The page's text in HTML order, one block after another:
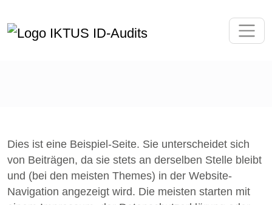
BEISPIEL-SEITE
Dies ist eine Beispiel-Seite. Sie unterscheidet sich
von Beiträgen, da sie stets an derselben Stelle bleibt
und (bei den meisten Themes) in der Website-
Navigation angezeigt wird. Die meisten starten mit